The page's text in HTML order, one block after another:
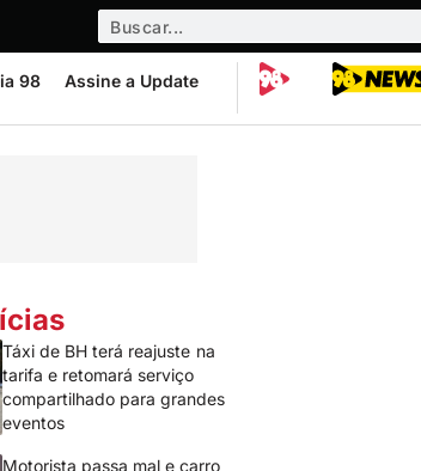
98 Assine a Update
Táxi de BH terá reajuste na
tarifa e retomará serviço
compartilhado para grandes
eventos
Motorista passa mal e carro